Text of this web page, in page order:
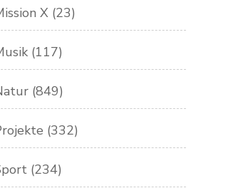
X (23)
(117)
(849)
(332)
(234)